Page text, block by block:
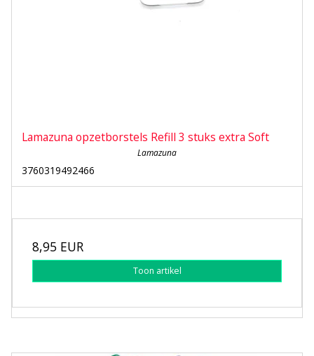
Lamazuna opzetborstels Refill 3 stuks extra Soft
Lamazuna
3760319492466
8,95 EUR
Toon artikel